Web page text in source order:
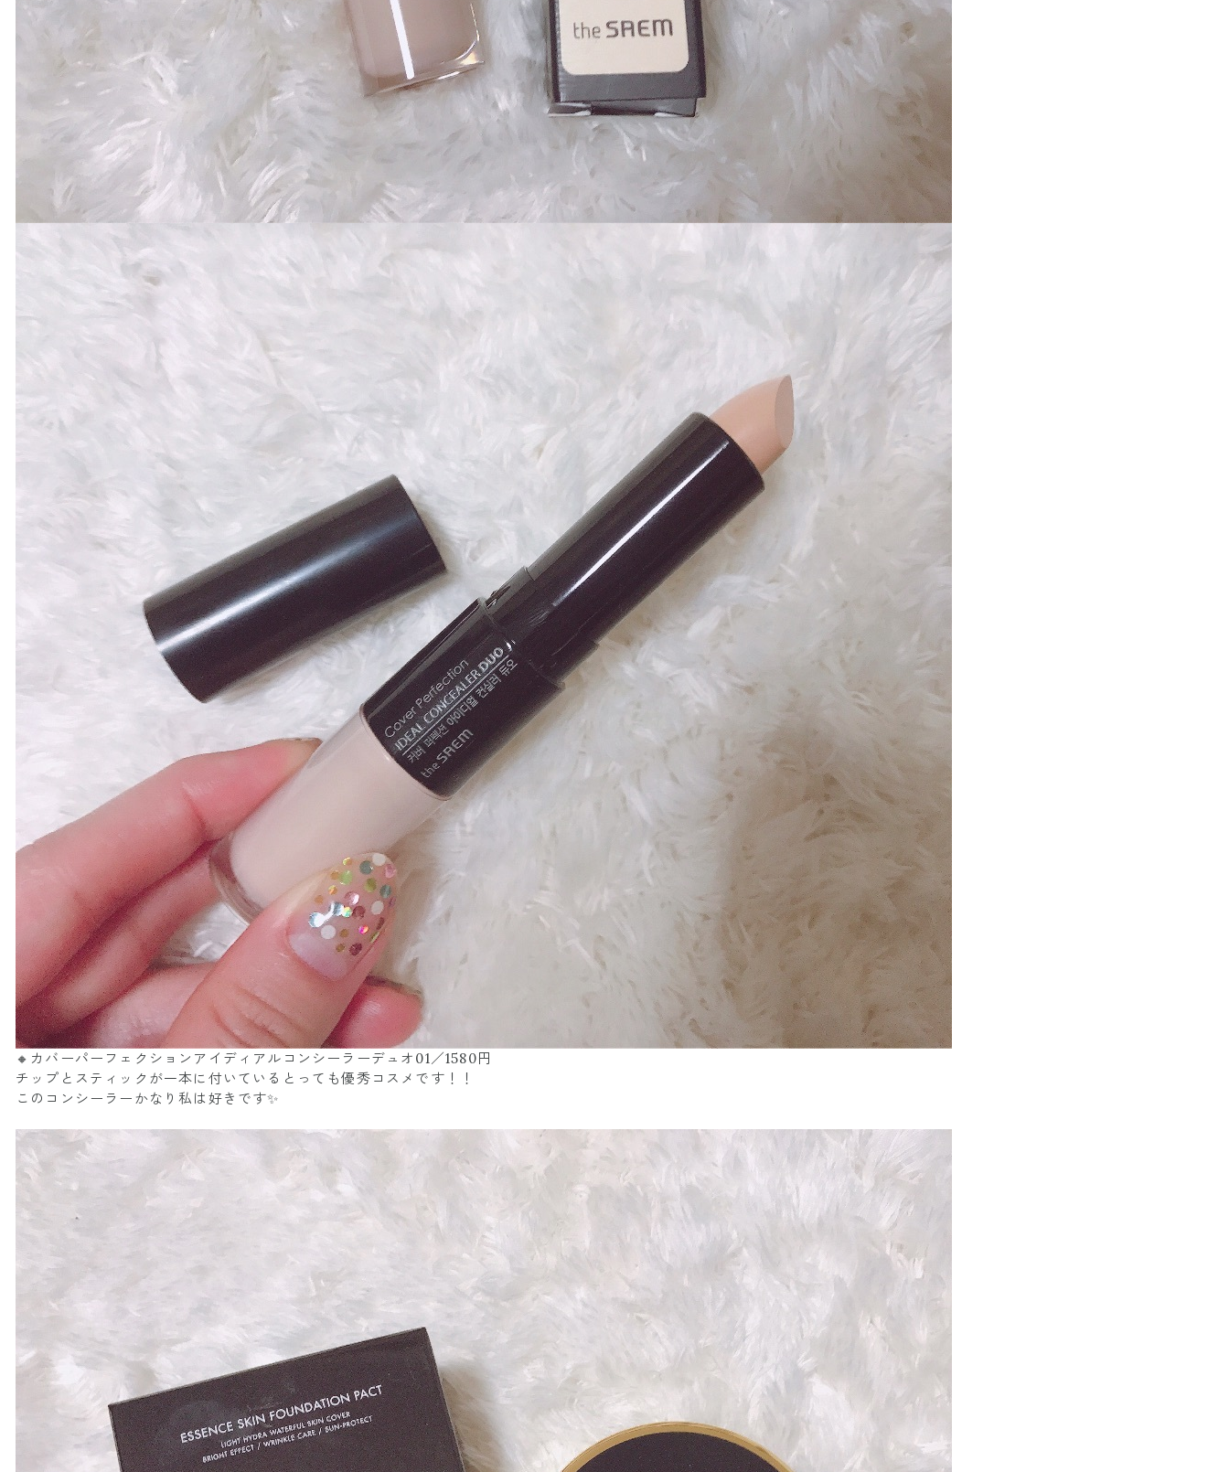
🔸カバーパーフェクションアイディアルコンシーラーデュオ01／1580円
チップとスティックが一本に付いているとっても優秀コスメです！！
このコンシーラーかなり私は好きです✨